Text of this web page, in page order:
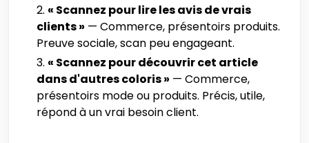
« Scannez pour lire les avis de vrais
clients » — Commerce, présentoirs produits.
Preuve sociale, scan peu engageant.
« Scannez pour découvrir cet article
dans d'autres coloris » — Commerce,
présentoirs mode ou produits. Précis, utile,
répond à un vrai besoin client.